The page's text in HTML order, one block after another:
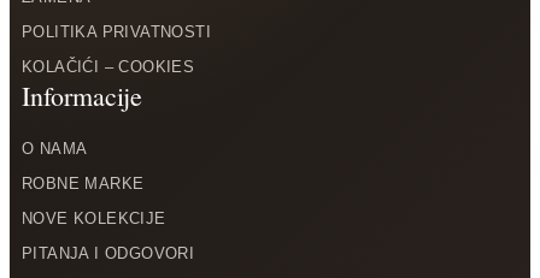
POLITIKA PRIVATNOSTI
KOLAČIĆI – COOKIES
O NAMA
ROBNE MARKE
NOVE KOLEKCIJE
PITANJA I ODGOVORI